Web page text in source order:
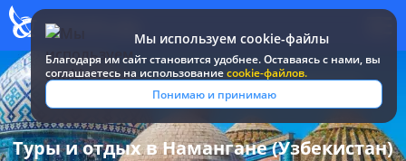
Мы используем cookie-файлы
Благодаря им сайт становится удобнее. Оставаясь c нами, вы
соглашаетесь на использованиеcookie-файлов.
Понимаю и принимаю
Все туры и путевки / Узбекистан / в Намангане
Туры и отдых в Намангане (Узбекистан)